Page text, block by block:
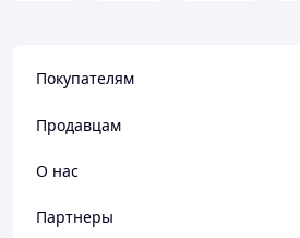
Покупателям
Продавцам
О нас
Партнеры